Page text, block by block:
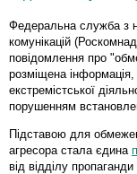
Федеральна служба з
комунікацій
повідомлення про
розміщена
екстремістської
порушенням
Підставою для
агресора стала єдина
від відділу